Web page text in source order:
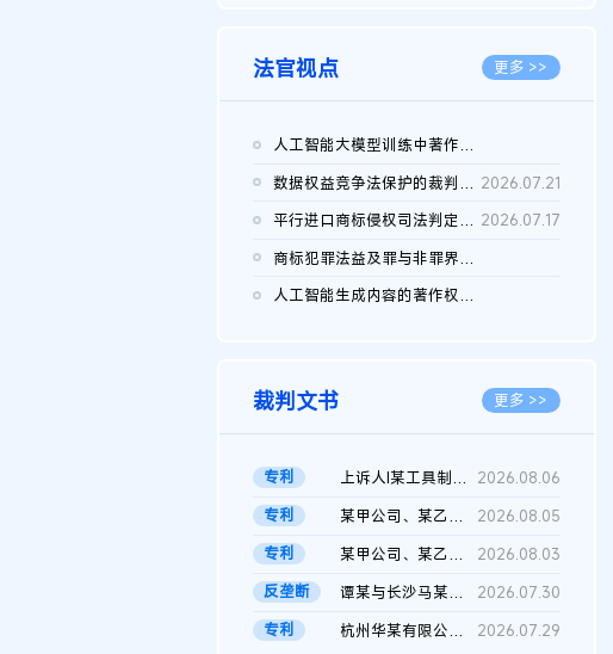
法官视点 更多 >>
人工智能大模型训练中著作权的合理使用
2026.07.28
数据权益竞争法保护的裁判路径构建 2026.07.21
平行进口商标侵权司法判定规则的困境与纾解 2026.07.17
商标犯罪法益及罪与非罪界限研究
人工智能生成内容的著作权司法认定：演进逻辑、现实困境与规则建...
裁判文书 更多 >>
专利 上诉人I某工具制品有限公司与被上诉人程某及一审被告中华人民共和...
2026.08.06
专利
某甲公司、某乙公司、某丙公司申请诉前行为保全复议裁定书
2026.08.05
专利
某甲公司、某乙公司、官某与某丙公司专利申请权权属纠纷 二审判决...
2026.08.03
反垄断
谭某与长沙马某堆农产品股份有限公司滥用市场支配地位纠纷二审裁...
2026.07.30
专利
杭州华某有限公司与菲某有限公司侵害发明专利权纠纷 2026.07.29